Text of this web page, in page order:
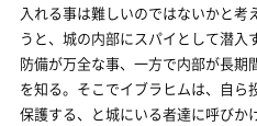
入れる事は難しいのではないかと
うと、城の内部にスパイとして潜入
防備が万全な事、一方で内部が長
を知る。そこでイブラヒムは、自ら
保護する、と城にいる者達に呼びか